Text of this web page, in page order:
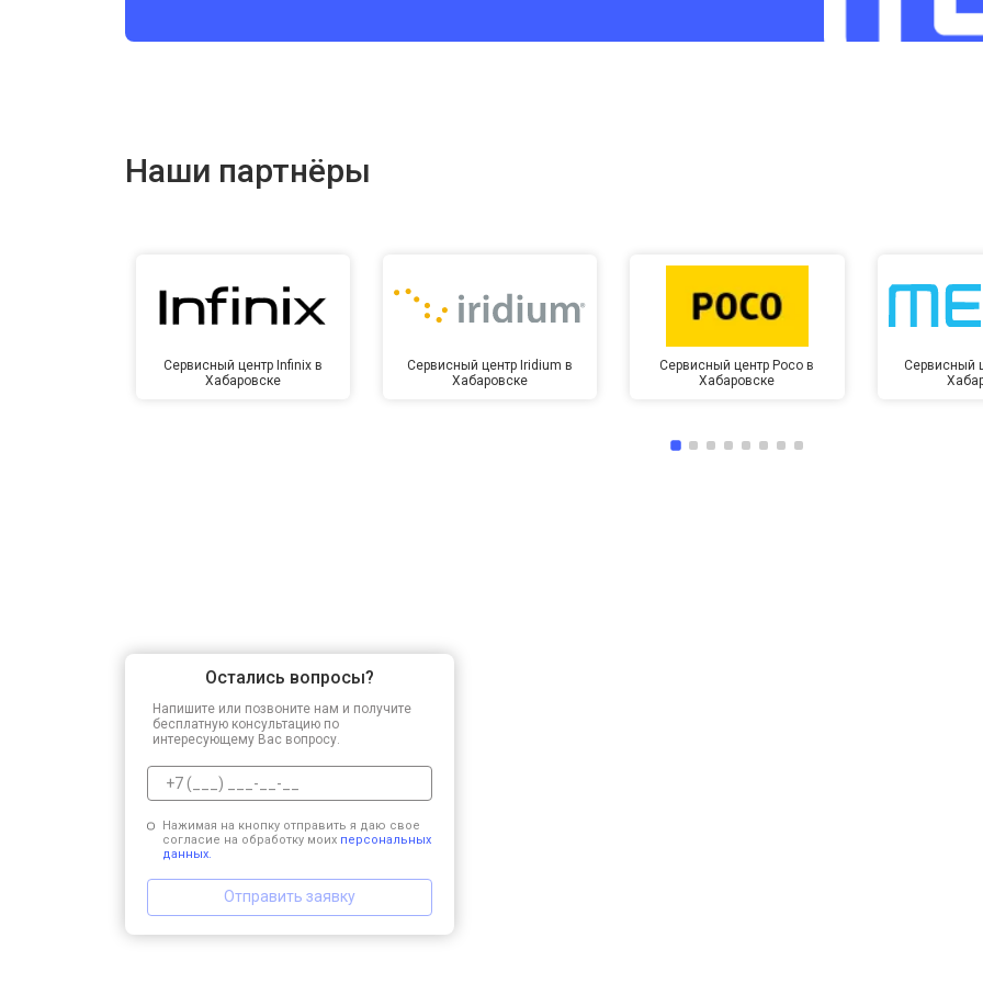
Наши партнёры
Сервисный центр Infinix в
Хабаровске
Сервисный центр Iridium в
Хабаровске
Сервисный центр Poco в
Хабаровске
Сервисный
Остались вопросы?
Напишите или позвоните нам и получите
бесплатную консультацию по
интересующему Вас вопросу.
Нажимая на кнопку отправить я даю свое
согласие на обработку моих персональных
данных.
Отправить заявку